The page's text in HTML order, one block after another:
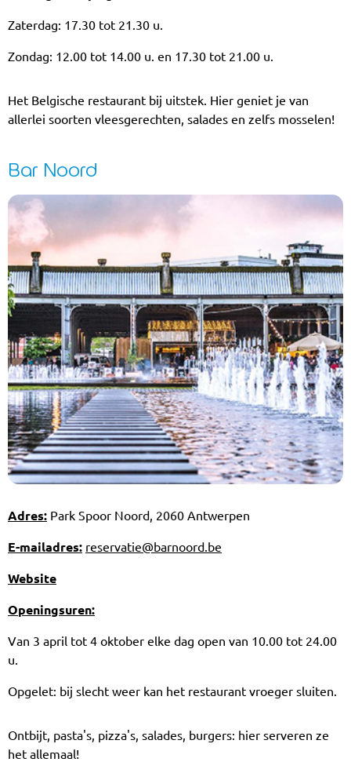
Zaterdag: 17.30 tot 21.30 u.
Zondag: 12.00 tot 14.00 u. en 17.30 tot 21.00 u.
Het Belgische restaurant bij uitstek. Hier geniet je van
allerlei soorten vleesgerechten, salades en zelfs mosselen!
Bar Noord
Adres: Park Spoor Noord, 2060 Antwerpen
E-mailadres: reservatie@barnoord.be
Website
Openingsuren:
Van 3 april tot 4 oktober elke dag open van 10.00 tot 24.00
u.
Opgelet: bij slecht weer kan het restaurant vroeger sluiten.
Ontbijt, pasta's, pizza's, salades, burgers: hier serveren ze
het allemaal!